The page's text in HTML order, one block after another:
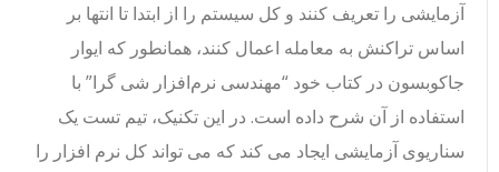
آزمایشی را تعریف کنند و کل سیستم را از ابتدا تا انتها بر
اساس تراکنش به معامله اعمال کنند، همانطور که ایوار
جاکوبسون در کتاب خود “مهندسی نرم‌افزار شی گرا” با
استفاده از آن شرح داده است. در این تکنیک، تیم تست یک
سناریوی آزمایشی ایجاد می کند که می تواند کل نرم افزار را